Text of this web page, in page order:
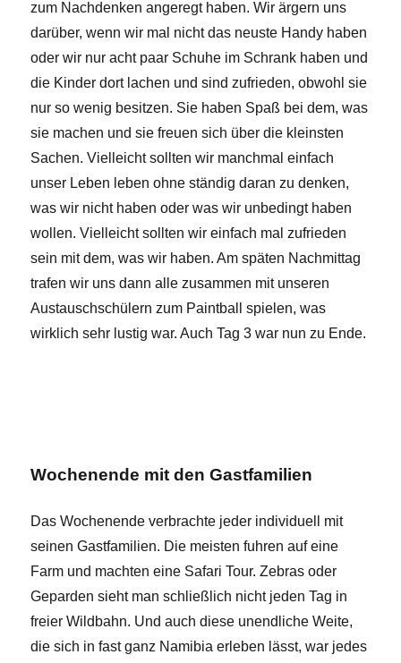
zum Nachdenken angeregt haben. Wir ärgern uns
darüber, wenn wir mal nicht das neuste Handy haben
oder wir nur acht paar Schuhe im Schrank haben und
die Kinder dort lachen und sind zufrieden, obwohl sie
nur so wenig besitzen. Sie haben Spaß bei dem, was
sie machen und sie freuen sich über die kleinsten
Sachen. Vielleicht sollten wir manchmal einfach
unser Leben leben ohne ständig daran zu denken,
was wir nicht haben oder was wir unbedingt haben
wollen. Vielleicht sollten wir einfach mal zufrieden
sein mit dem, was wir haben. Am späten Nachmittag
trafen wir uns dann alle zusammen mit unseren
Austauschschülern zum Paintball spielen, was
wirklich sehr lustig war. Auch Tag 3 war nun zu Ende.
Wochenende mit den Gastfamilien
Das Wochenende verbrachte jeder individuell mit
seinen Gastfamilien. Die meisten fuhren auf eine
Farm und machten eine Safari Tour. Zebras oder
Geparden sieht man schließlich nicht jeden Tag in
freier Wildbahn. Und auch diese unendliche Weite,
die sich in fast ganz Namibia erleben lässt, war jedes